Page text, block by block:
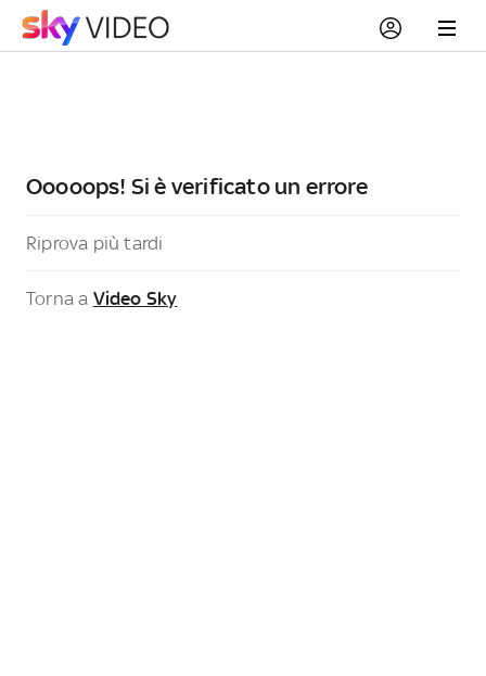
Ooooops! Si è verificato un errore
Riprova più tardi
Torna a Video Sky